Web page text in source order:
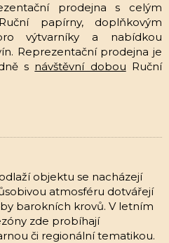
prodejna s celým
papírny, doplňkovým
výtvarníky a nabídkou
Reprezentační prodejna je
s návštěvní dobou Ruční
objektu se nacházejí
atmosféru dotvářejí
barokních krovů. V letním
zde probíhají
či regionální tematikou.